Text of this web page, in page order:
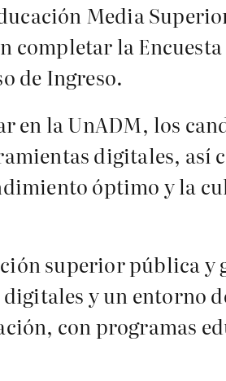
Media
completar la
de Ingreso.
en la UnADM, los
digitales, así
óptimo y la
superior pública
y un entorno
con programas